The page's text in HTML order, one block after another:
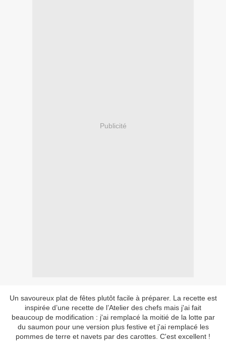
Publicité
Un savoureux plat de fêtes plutôt facile à préparer. La recette est
inspirée d’une recette de l’Atelier des chefs mais j'ai fait
beaucoup de modification : j'ai remplacé la moitié de la lotte par
du saumon pour une version plus festive et j'ai remplacé les
pommes de terre et navets par des carottes. C'est excellent !